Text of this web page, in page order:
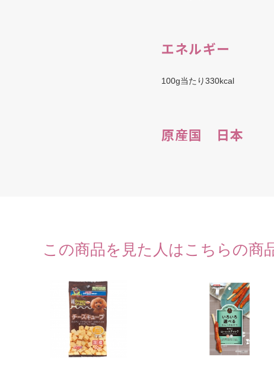
エネルギー
100g当たり330kcal
原産国 日本
この商品を見た人はこちらの商